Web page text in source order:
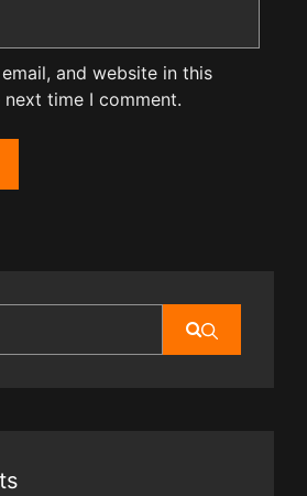
and website in this
time I comment.